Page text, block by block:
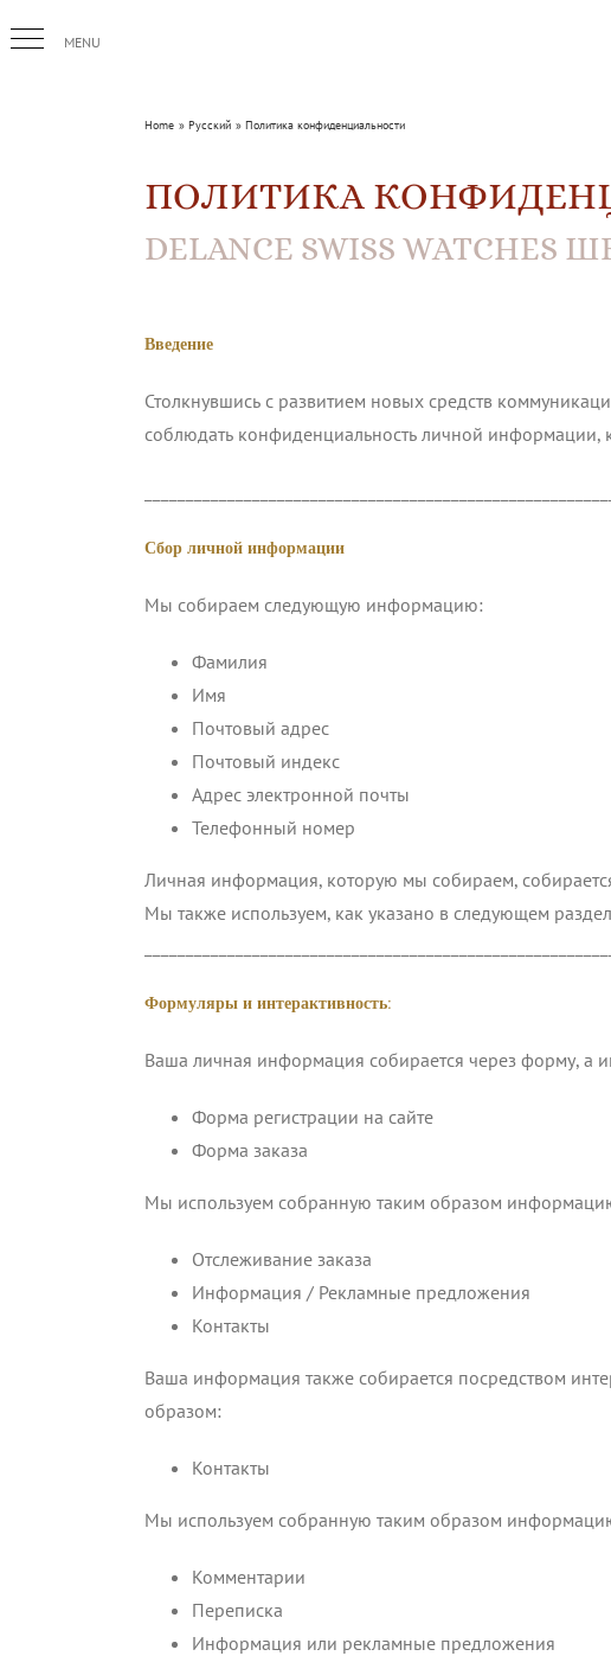
to
Home Русский Политика конфиденциальности
ПОЛИТИКА
DELANCE SWISS
Введение
Столкнувшись с развитием новых средств
соблюдать конфиденциальность личной
Сбор личной информации
Мы собираем следующую информацию:
Фамилия
Имя
Почтовый адрес
Почтовый индекс
Адрес электронной почты
Телефонный номер
Личная информация, которую мы собираем,
Мы также используем, как указано в следующем
Формуляры и интерактивность:
Ваша личная информация собирается через форму, а
Форма регистрации на сайте
Форма заказа
Мы используем собранную таким образом
Отслеживание заказа
Информация / Рекламные предложения
Контакты
Ваша информация также собирается посредством
образом:
Контакты
Мы используем собранную таким образом
Комментарии
Переписка
Информация или рекламные предложения